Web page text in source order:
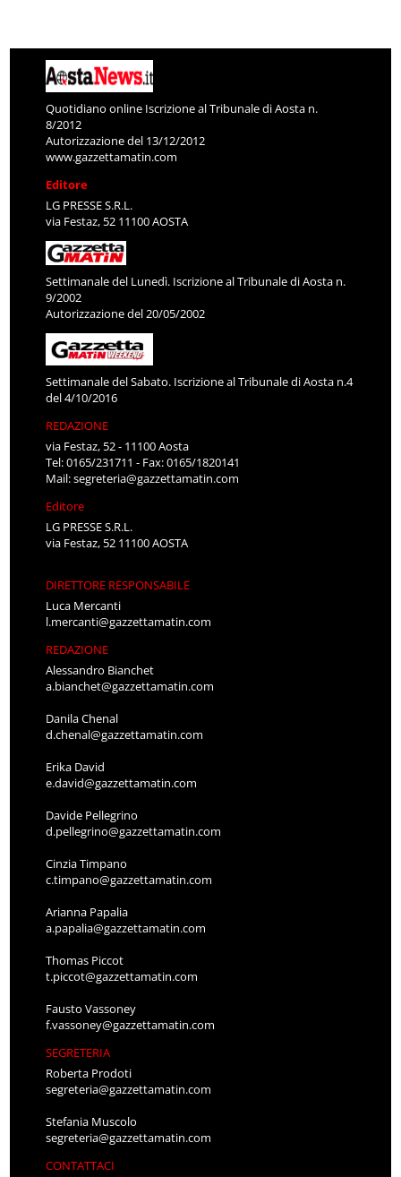
Quotidiano online Iscrizione al Tribunale di Aosta n.
8/2012
Autorizzazione del 13/12/2012
www.gazzettamatin.com
Editore
LG PRESSE S.R.L.
via Festaz, 52 11100 AOSTA
Settimanale del Lunedì. Iscrizione al Tribunale di Aosta n.
9/2002
Autorizzazione del 20/05/2002
Settimanale del Sabato. Iscrizione al Tribunale di Aosta n.4
del 4/10/2016
REDAZIONE
via Festaz, 52 - 11100 Aosta
Tel: 0165/231711 - Fax: 0165/1820141
Mail:segreteria@gazzettamatin.com
Editore
LG PRESSE S.R.L.
via Festaz, 52 11100 AOSTA
DIRETTORE RESPONSABILE
Luca Mercanti
l.mercanti@gazzettamatin.com
REDAZIONE
Alessandro Bianchet
a.bianchet@gazzettamatin.com
Danila Chenal
d.chenal@gazzettamatin.com
Erika David
e.david@gazzettamatin.com
Davide Pellegrino
d.pellegrino@gazzettamatin.com
Cinzia Timpano
c.timpano@gazzettamatin.com
Arianna Papalia
a.papalia@gazzettamatin.com
Thomas Piccot
t.piccot@gazzettamatin.com
Fausto Vassoney
f.vassoney@gazzettamatin.com
SEGRETERIA
Roberta Prodoti
segreteria@gazzettamatin.com
Stefania Muscolo
segreteria@gazzettamatin.com
CONTATTACI